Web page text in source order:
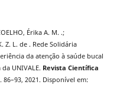
Érika A. M. .;
Z. L. de . Rede Solidária
da atenção à saúde bucal
UNIVALE. Revista Científica
2021. Disponível em: